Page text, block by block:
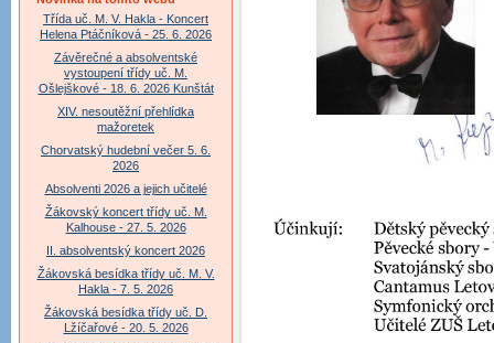
Třída uč. M. V. Hakla - Koncert
Helena Ptáčníková - 25. 6. 2026
Závěrečné a absolventské
vystoupení třídy uč. M.
Ošlejškové - 18. 6. 2026 Kunštát
XIV. nesoutěžní přehlídka
mažoretek
Chorvatský hudební večer 5. 6.
2026
Absolventi 2026 a jejich učitelé
Žákovský koncert třídy uč. M.
Kalhouse - 27. 5. 2026
II. absolventský koncert 2026
Žákovská besídka třídy uč. M. V.
Hakla - 7. 5. 2026
Žákovská besídka třídy uč. D.
Lžíčařové - 20. 5. 2026